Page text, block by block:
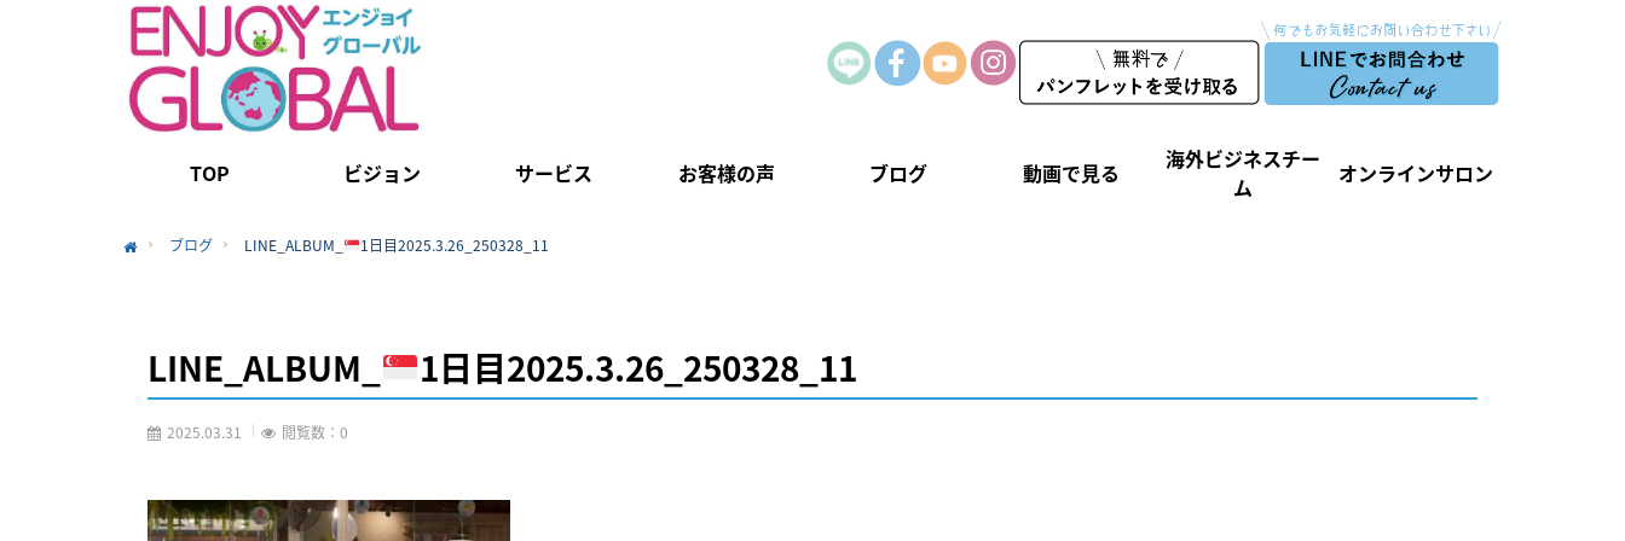
TOP ビジョン サービス お客様の声 ブログ 動画で見る
海外ビジネスチー
ム
オンラインサロン
ブログ LINE_ALBUM_ 1日目2025.3.26_250328_11
LINE_ALBUM_ 1日目2025.3.26_250328_11
2025.03.31 閲覧数：0